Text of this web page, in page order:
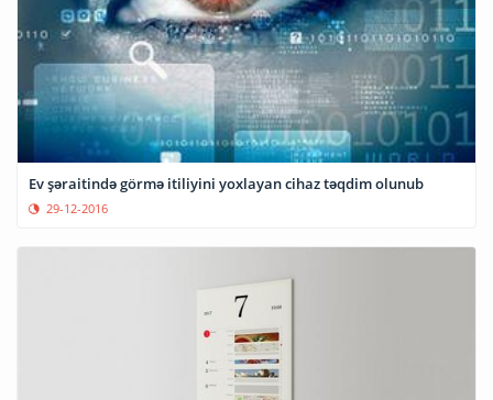
Ev şəraitində görmə itiliyini yoxlayan cihaz təqdim olunub
29-12-2016